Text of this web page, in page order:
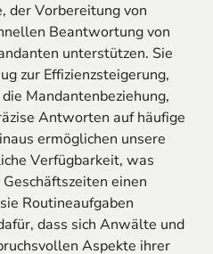
der Vorbereitung von
Beantwortung von
unterstützen. Sie
zur Effizienzsteigerung,
Mandantenbeziehung,
Antworten auf häufige
ermöglichen unsere
Verfügbarkeit, was
einen
Routineaufgaben
dass sich Anwälte und
Aspekte ihrer